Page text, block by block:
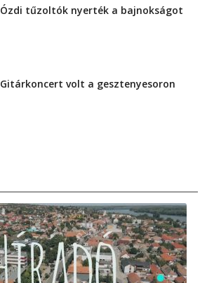
Ózdi tűzoltók nyerték a bajnokságot
Gitárkoncert volt a gesztenyesoron